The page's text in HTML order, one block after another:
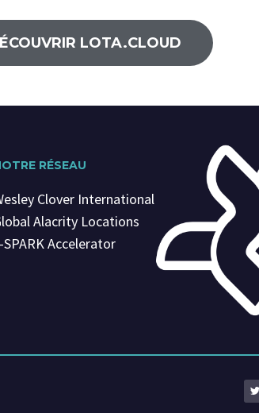
LOTA.CLOUD
RÉSEAU
Clover International
Alacrity Locations
SPARK Accelerator